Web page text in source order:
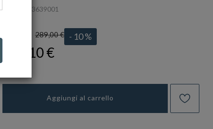
R8873639001
289,00 € - 10 %
260,10 €
Aggiungi al carrello